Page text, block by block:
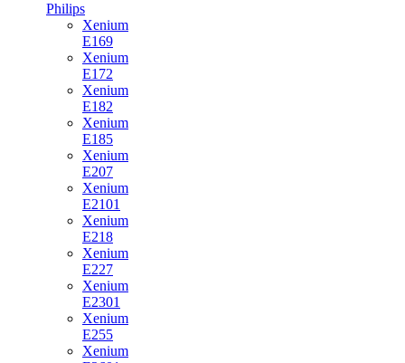
Philips
Xenium
E169
Xenium
E172
Xenium
E182
Xenium
E185
Xenium
E207
Xenium
E2101
Xenium
E218
Xenium
E227
Xenium
E2301
Xenium
E255
Xenium